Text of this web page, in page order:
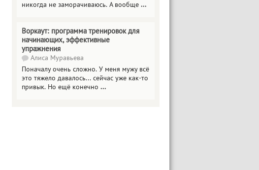
никогда не заморачиваюсь. А вообще ...
Воркаут: программа тренировок для
начинающих, эффективные
упражнения
Алиса Муравьева
Поначалу очень сложно. У меня мужу всё
это тяжело давалось... сейчас уже как-то
привык. Но ещё конечно ...